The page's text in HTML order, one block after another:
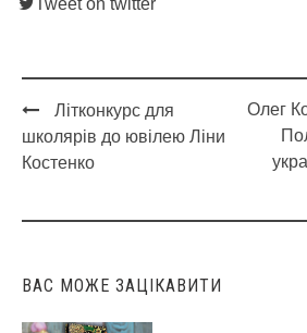
Tweet on twitter
Post
navigation
Літконкурс для
школярів до ювілею Ліни
Костенко
Олег
ВАС МОЖЕ ЗАЦІКАВИТИ